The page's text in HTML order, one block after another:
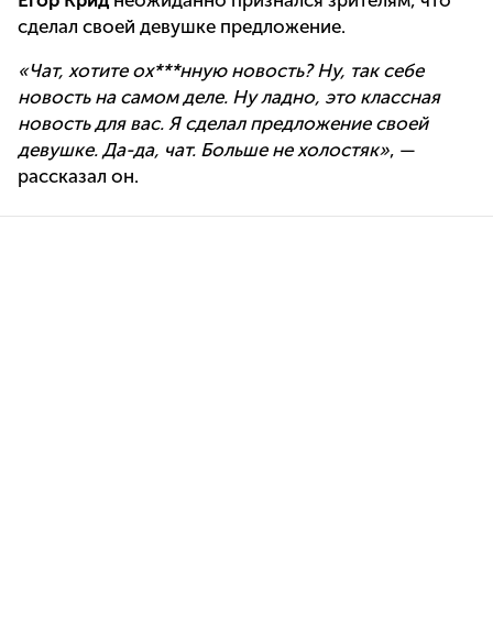
сделал своей девушке предложение.
«Чат, хотите ох***нную новость? Ну, так себе
новость на самом деле. Ну ладно, это классная
новость для вас. Я сделал предложение своей
девушке. Да-да, чат. Больше не холостяк», —
рассказал он.